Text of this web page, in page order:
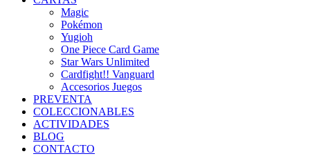
Magic
Pokémon
Yugioh
One Piece Card Game
Star Wars Unlimited
Cardfight!! Vanguard
Accesorios Juegos
PREVENTA
COLECCIONABLES
ACTIVIDADES
BLOG
CONTACTO